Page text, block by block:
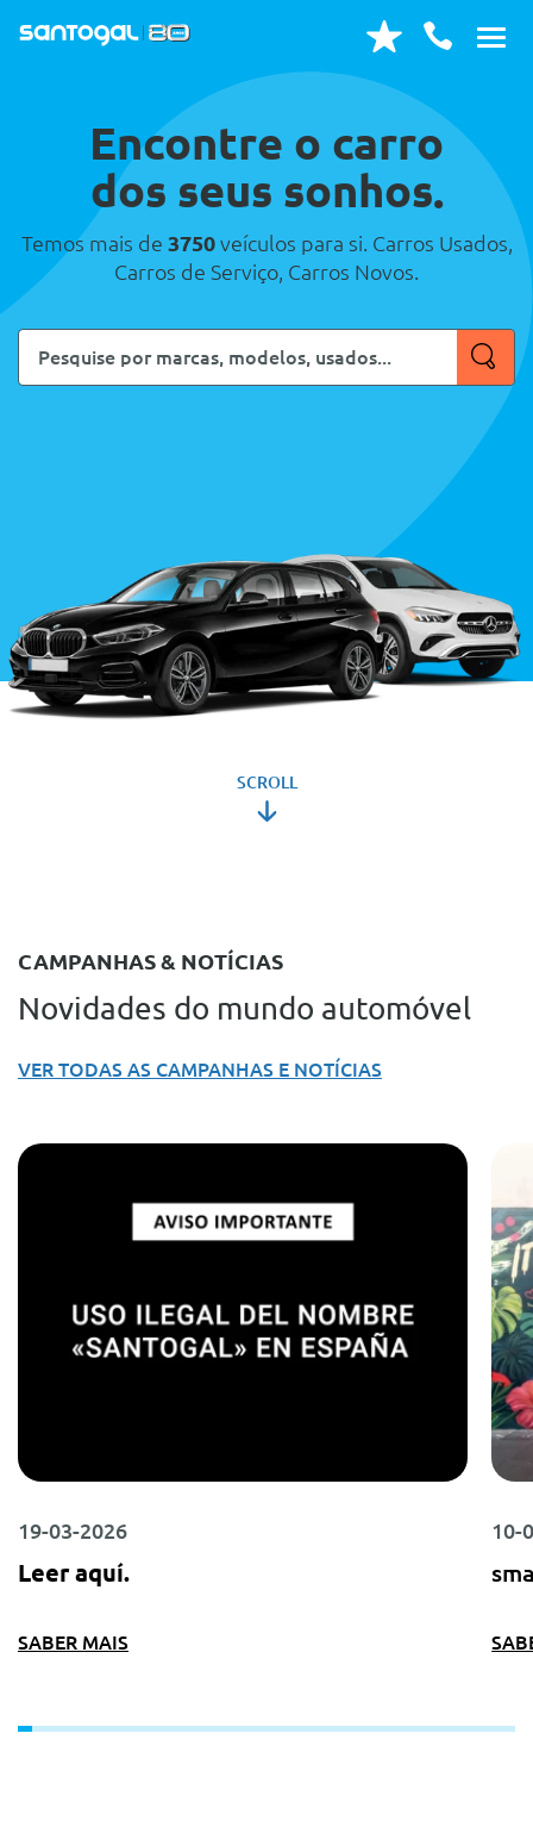
Encontre o carro
dos seus sonhos.
Temos mais de 3750veículos para si. Carros Usados,
Carros de Serviço, Carros Novos.
Pesquise
por
SCROLL
CAMPANHAS & NOTÍCIAS
Novidades do mundo automóvel
VER TODAS AS CAMPANHAS E NOTÍCIAS
19-03-2026
Leer aquí.
SABER MAIS
10-